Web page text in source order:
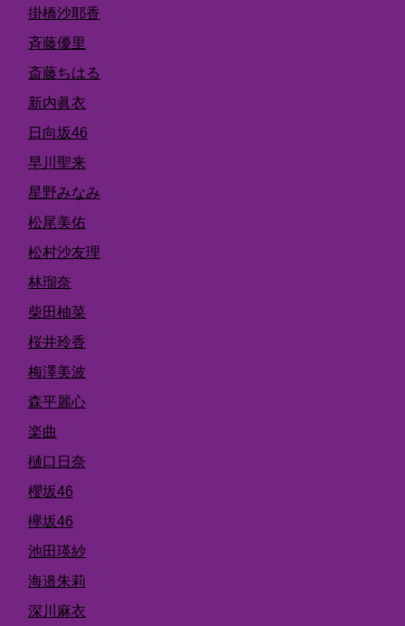
掛橋沙耶香
斉藤優里
斎藤ちはる
新内眞衣
日向坂46
早川聖来
星野みなみ
松尾美佑
松村沙友理
林瑠奈
柴田柚菜
桜井玲香
梅澤美波
森平麗心
楽曲
樋口日奈
櫻坂46
欅坂46
池田瑛紗
海邉朱莉
深川麻衣